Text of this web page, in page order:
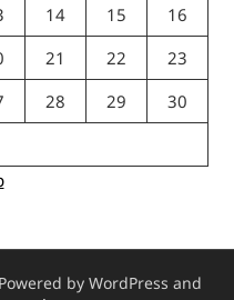
14 15
16
21 22
23
28 29
30
by WordPress and